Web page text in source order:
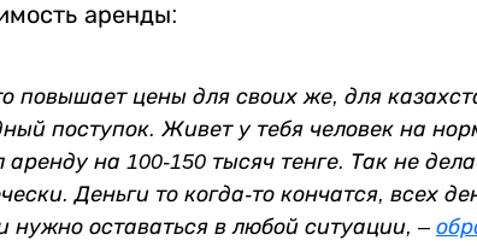
аренды:
повышает цены для своих же, для
поступок. Живет у тебя человек на
аренду на 100-150 тысяч тенге. Так не
Деньги то когда-то кончатся, всех
нужно оставаться в любой ситуации, –